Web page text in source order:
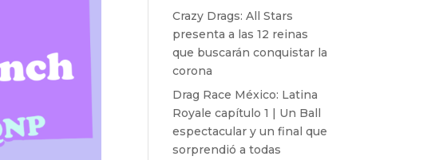
Crazy Drags: All Stars
presenta a las 12 reinas
que buscarán conquistar la
corona
Drag Race México: Latina
Royale capítulo 1 | Un Ball
espectacular y un final que
sorprendió a todas